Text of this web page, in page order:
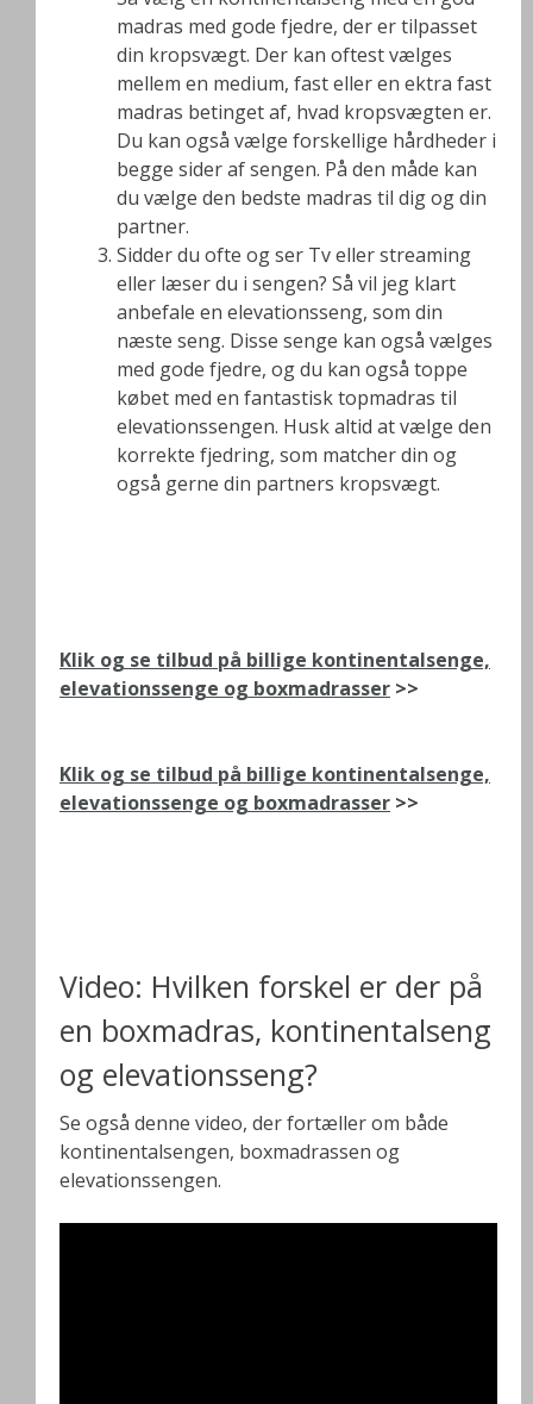
madras med gode fjedre, der er tilpasset
din kropsvægt. Der kan oftest vælges
mellem en medium, fast eller en ektra fast
madras betinget af, hvad kropsvægten er.
Du kan også vælge forskellige hårdheder i
begge sider af sengen. På den måde kan
du vælge den bedste madras til dig og din
partner.
Sidder du ofte og ser Tv eller streaming
eller læser du i sengen? Så vil jeg klart
anbefale en elevationsseng, som din
næste seng. Disse senge kan også vælges
med gode fjedre, og du kan også toppe
købet med en fantastisk topmadras til
elevationssengen. Husk altid at vælge den
korrekte fjedring, som matcher din og
også gerne din partners kropsvægt.
Klik og se tilbud på billige kontinentalsenge,
elevationssenge og boxmadrasser >>
Klik og se tilbud på billige kontinentalsenge,
elevationssenge og boxmadrasser >>
Video: Hvilken forskel er der på
en boxmadras, kontinentalseng
og elevationsseng?
Se også denne video, der fortæller om både
kontinentalsengen, boxmadrassen og
elevationssengen.